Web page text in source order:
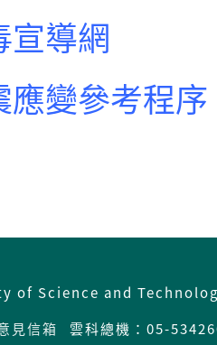
宣導網
變參考程序
of Science and
見信箱
雲科總機：05-